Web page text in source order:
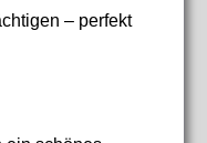
– perfekt